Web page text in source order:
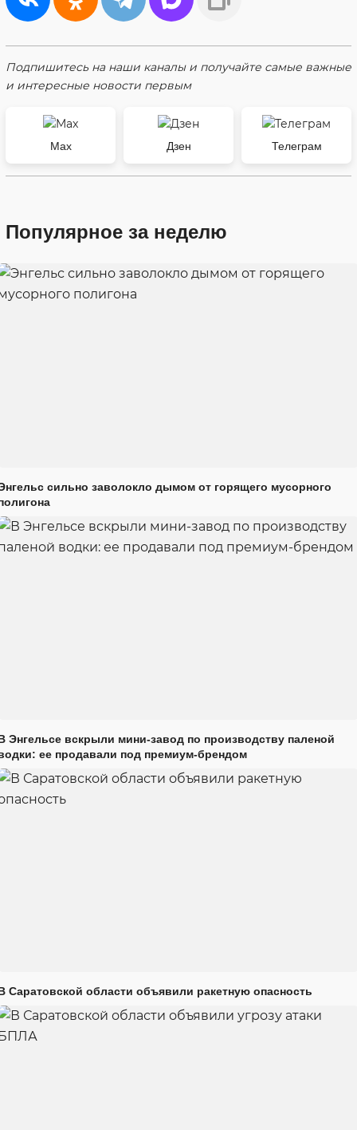
Подпишитесь на наши каналы и получайте самые важные
и интересные новости первым
Max Дзен Телеграм
Популярное за неделю
сильно заволокло дымом от горящего мусорного
Энгельсе вскрыли мини-завод по производству паленой
ее продавали под премиум-брендом
Саратовской области объявили ракетную опасность